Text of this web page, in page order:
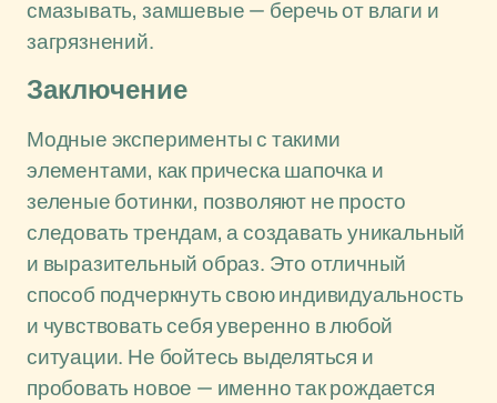
смазывать, замшевые — беречь от влаги и
загрязнений.
Заключение
Модные эксперименты с такими
элементами, как прическа шапочка и
зеленые ботинки, позволяют не просто
следовать трендам, а создавать уникальный
и выразительный образ. Это отличный
способ подчеркнуть свою индивидуальность
и чувствовать себя уверенно в любой
ситуации. Не бойтесь выделяться и
пробовать новое — именно так рождается